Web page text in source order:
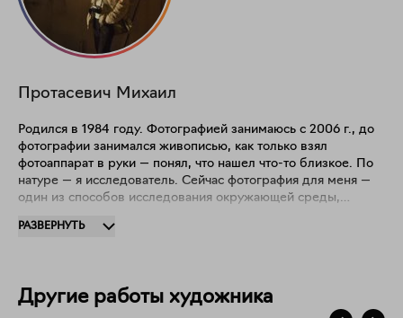
Фотография подписана и пронумерована автором
Размер: 30х40
Принт отправляется в тубусе.
Протасевич Михаил
Родился в 1984 году. Фотографией занимаюсь с 2006 г., до
фотографии занимался живописью, как только взял
фотоаппарат в руки — понял, что нашел что-то близкое. По
натуре — я исследователь. Сейчас фотография для меня —
один из способов исследования окружающей среды,
влияние на человека. Поэтому мне интересно делать какие-
РАЗВЕРНУТЬ
Другие работы художника